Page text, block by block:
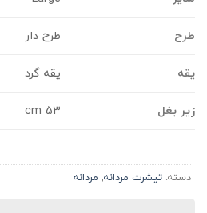
طرح
طرح دار
یقه
یقه گرد
زیر بغل
53 cm
دسته:تیشرت مردانه,مردانه